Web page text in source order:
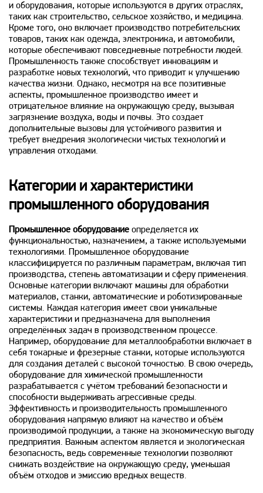
и оборудования, которые используются в других отраслях,
таких как строительство, сельское хозяйство, и медицина.
Кроме того, оно включает производство потребительских
товаров, таких как одежда, электроника, и автомобили,
которые обеспечивают повседневные потребности людей.
Промышленность также способствует инновациям и
разработке новых технологий, что приводит к улучшению
качества жизни. Однако, несмотря на все позитивные
аспекты, промышленное производство имеет и
отрицательное влияние на окружающую среду, вызывая
загрязнение воздуха, воды и почвы. Это создает
дополнительные вызовы для устойчивого развития и
требует внедрения экологически чистых технологий и
управления отходами.
Категории и характеристики
промышленного оборудования
Промышленное оборудование определяется их
функциональностью, назначением, а также используемыми
технологиями. Промышленное оборудование
классифицируется по различным параметрам, включая тип
производства, степень автоматизации и сферу применения.
Основные категории включают машины для обработки
материалов, станки, автоматические и роботизированные
системы. Каждая категория имеет свои уникальные
характеристики и предназначена для выполнения
определённых задач в производственном процессе.
Например, оборудование для металлообработки включает в
себя токарные и фрезерные станки, которые используются
для создания деталей с высокой точностью. В свою очередь,
оборудование для химической промышленности
разрабатывается с учётом требований безопасности и
способности выдерживать агрессивные среды.
Эффективность и производительность промышленного
оборудования напрямую влияют на качество и объём
производимой продукции, а также на экономическую выгоду
предприятия. Важным аспектом является и экологическая
безопасность, ведь современные технологии позволяют
снижать воздействие на окружающую среду, уменьшая
объём отходов и эмиссию вредных веществ.